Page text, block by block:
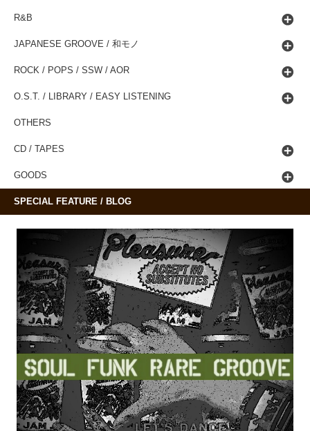
R&B
JAPANESE GROOVE / 和モノ
ROCK / POPS / SSW / AOR
O.S.T. / LIBRARY / EASY LISTENING
OTHERS
CD / TAPES
GOODS
SPECIAL FEATURE / BLOG